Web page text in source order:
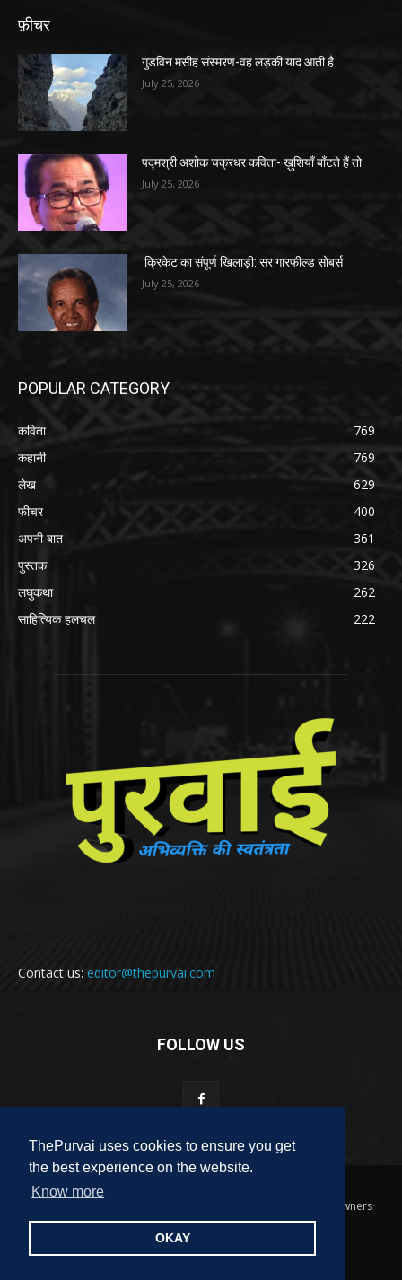
ThePurvai uses cookies to ensure you get
the best experience on the website.
Know more
OKAY
फ़ीचर
गुडविन मसीह संस्मरण-वह लड़की याद आती है
July 25, 2026
पद्मश्री अशोक चक्रधर कविता- ख़ुशियाँ बाँटते हैं तो
July 25, 2026
क्रिकेट का संपूर्ण खिलाड़ी: सर गारफील्ड सोबर्स
July 25, 2026
POPULAR CATEGORY
कविता
769
कहानी
769
लेख
629
फीचर
400
अपनी बात
361
पुस्तक
326
लघुकथा
262
साहित्यिक हलचल
222
Contact us: editor@thepurvai.com
FOLLOW US
Copyright 2018-2023 THE PURVAI | All Rights Reserved · And Our
Sitemap · All Logos & Trademark Belongs To Their Respective Owners·
Designed & Developed byALL DIGI SEO
पुरवाई अपनी बात कविता कहानी साहित्यिक हलचल लेख
लघुकथा